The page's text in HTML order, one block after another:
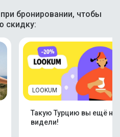
бронировании, чтобы
скидку:
LOOKUM
Такую Турцию вы ещё не
видели!